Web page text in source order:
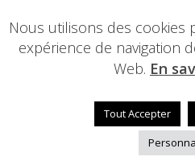
Nous utilisons des
expérience de navigation
Web. En
Tout Accepter